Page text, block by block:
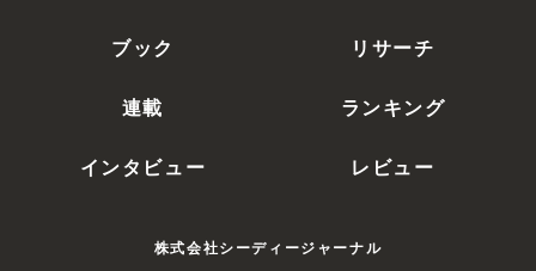
ブック リサーチ
連載 ランキング
インタビュー レビュー
株式会社シーディージャーナル